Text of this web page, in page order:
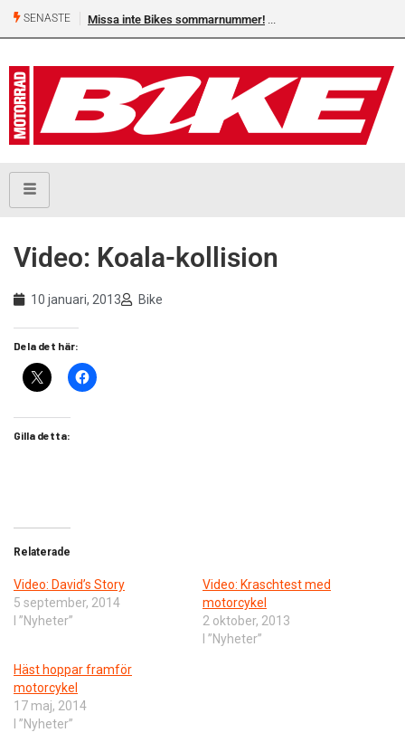
SENASTE Missa inte Bikes sommarnummer!
Video: Koala-kollision
10 januari, 2013 Bike
Dela det här:
Gilla detta:
Relaterade
Video: David’s Story
5 september, 2014
I ”Nyheter”
Video: Kraschtest med
motorcykel
2 oktober, 2013
I ”Nyheter”
Häst hoppar framför
motorcykel
17 maj, 2014
I ”Nyheter”